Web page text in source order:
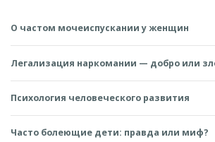
О частом мочеиспускании у женщин
Легализация наркомании — добро или
Психология человеческого развития
Часто болеющие дети: правда или миф?